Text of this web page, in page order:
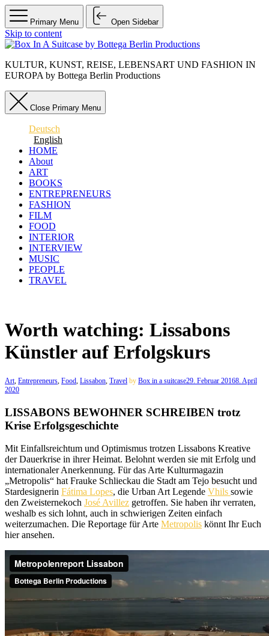
Primary Menu Open Sidebar
Skip to content
KULTUR, KUNST, REISE, LEBENSART UND FASHION IN
EUROPA by Bottega Berlin Productions
Close Primary Menu
Deutsch
English
HOME
About
ART
BOOKS
ENTREPRENEURS
FASHION
FILM
FOOD
INTERIOR
INTERVIEW
MUSIC
PEOPLE
TRAVEL
Worth watching: Lissabons
Künstler auf Erfolgskurs
Art, Entrepreneurs, Food, Lissabon, Travel by Box in a suitcase29. Februar 20168. April
2020
LISSABONS BEWOHNER SCHREIBEN trotz
Krise Erfolgsgeschichte
Mit Einfallsreichtum und Optimismus trotzen Lissabons Kreative
der Dauerkrise in ihrer Heimat. Belohnt werden sie mit Erfolg und
internationaler Anerkennung. Für das Arte Kulturmagazin
„Metropolis“ hat Frauke Schlieckau die Stadt am Tejo besucht und
Stardesignerin Fátima Lopes, die Urban Art Legende Vhils sowie
den Zweisternekoch José Avillez getroffen. Sie haben ihr verraten,
weshalb es sich lohnt, auch in schwierigen Zeiten einfach
weiterzumachen. Die Reportage für Arte Metropolis könnt Ihr Euch
hier ansehen.